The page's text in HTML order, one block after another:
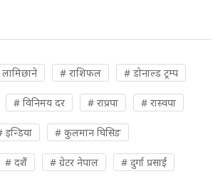
# राशिफल # डोनाल्ड ट्रम्प
# विनिमय दर # राप्रपा # रास्वपा
इन्डिया # कुलमान घिसिङ
# दशैं # ग्रेटर नेपाल # दुर्गा प्रसाईं